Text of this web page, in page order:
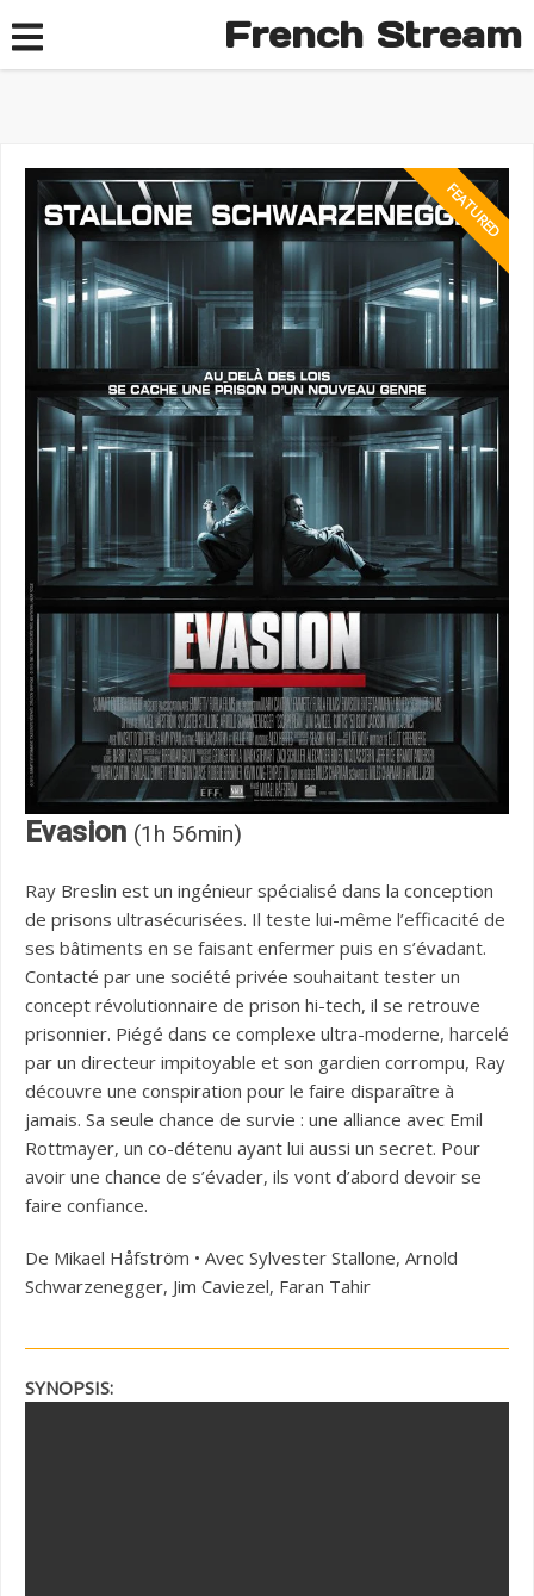
French Stream
Evasion (1h 56min)
Ray Breslin est un ingénieur spécialisé dans la conception
de prisons ultrasécurisées. Il teste lui-même l’efficacité de
ses bâtiments en se faisant enfermer puis en s’évadant.
Contacté par une société privée souhaitant tester un
concept révolutionnaire de prison hi-tech, il se retrouve
prisonnier. Piégé dans ce complexe ultra-moderne, harcelé
par un directeur impitoyable et son gardien corrompu, Ray
découvre une conspiration pour le faire disparaître à
jamais. Sa seule chance de survie : une alliance avec Emil
Rottmayer, un co-détenu ayant lui aussi un secret. Pour
avoir une chance de s’évader, ils vont d’abord devoir se
faire confiance.
De Mikael Håfström • Avec Sylvester Stallone, Arnold
Schwarzenegger, Jim Caviezel, Faran Tahir
SYNOPSIS: